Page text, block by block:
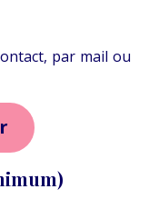
par mail ou